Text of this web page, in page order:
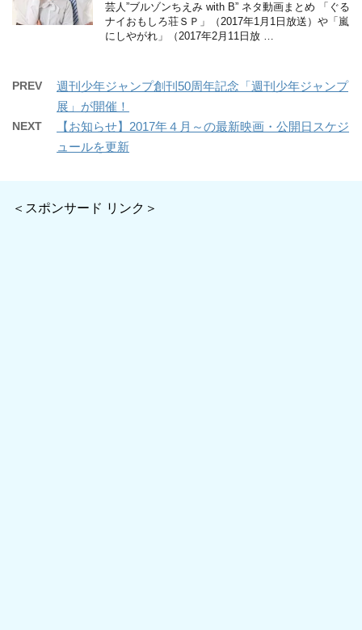
芸人”ブルゾンちえみ with B” ネタ動画まとめ 「ぐる
ナイおもしろ荘ＳＰ」（2017年1月1日放送）や「嵐
にしやがれ」（2017年2月11日放 …
PREV
週刊少年ジャンプ創刊50周年記念「週刊少年ジャンプ
展」が開催！
NEXT
【お知らせ】2017年４月～の最新映画・公開日スケジ
ュールを更新
＜スポンサード リンク＞